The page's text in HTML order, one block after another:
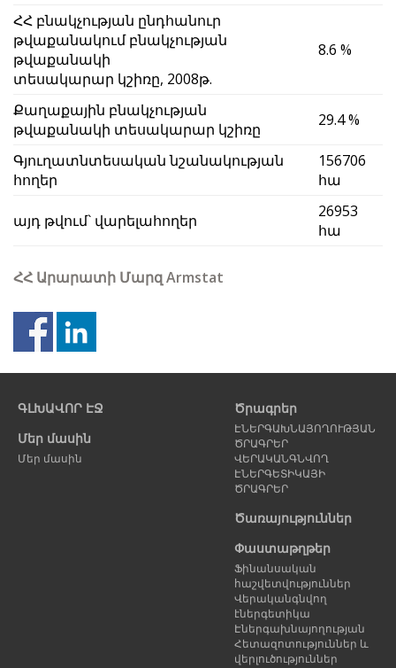
ՀՀ բնակչության ընդհանուր
թվաքանակում բնակչության
թվաքանակի
տեսակարար կշիռը, 2008թ.
8.6 %
Քաղաքային բնակչության
թվաքանակի տեսակարար կշիռը
29.4 %
Գյուղատնտեսական նշանակության
հողեր
156706
հա
այդ թվում` վարելահողեր
26953
հա
ՀՀ Արարատի ՄարզArmstat
էջ
ԳԼԽԱՎՈՐ ԷՋ
Մեր մասին
Մեր մասին
Ծրագրեր
ԷՆԵՐԳԱԽՆԱՅՈՂՈՒԹՅԱՆ
ԾՐԱԳՐԵՐ
ՎԵՐԱԿԱՆԳՆՎՈՂ
ԷՆԵՐԳԵՏԻԿԱՅԻ
ԾՐԱԳՐԵՐ
Ծառայություններ
Փաստաթղթեր
Ֆինանսական
հաշվետվություններ
Վերականգնվող
էներգետիկա
Էներգախնայողության
Հետազոտություններ և
վերլուծություններ